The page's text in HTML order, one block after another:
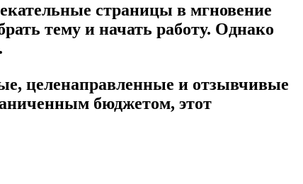
страницы в мгновение
тему и начать работу. Однако
целенаправленные и отзывчивые
бюджетом, этот